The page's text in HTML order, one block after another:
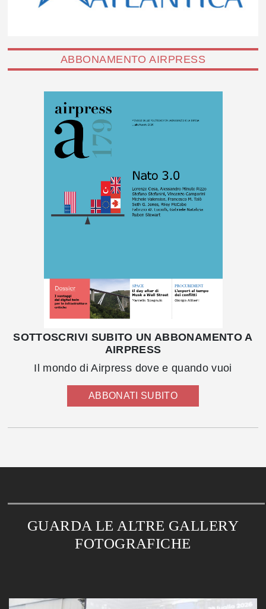
ABBONAMENTO AIRPRESS
SOTTOSCRIVI SUBITO UN ABBONAMENTO A
AIRPRESS
Il mondo di Airpress dove e quando vuoi
ABBONATI SUBITO
GUARDA LE ALTRE GALLERY
FOTOGRAFICHE